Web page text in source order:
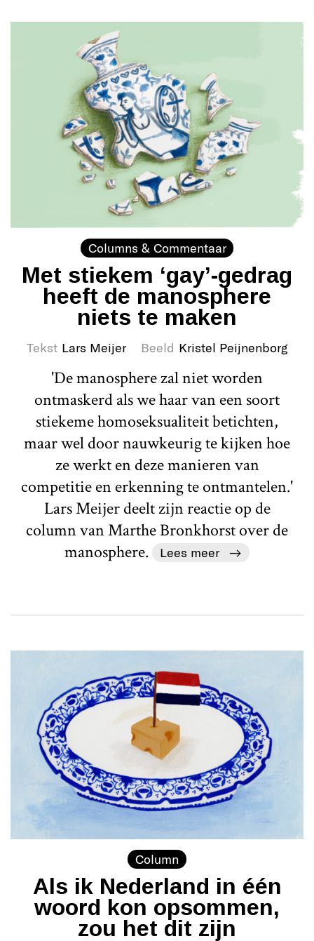
Columns & Commentaar
Met stiekem ‘gay’-gedrag
heeft de manosphere
niets te maken
Tekst Lars Meijer Beeld Kristel Peijnenborg
'De manosphere zal niet worden
ontmaskerd als we haar van een soort
stiekeme homoseksualiteit betichten,
maar wel door nauwkeurig te kijken hoe
ze werkt en deze manieren van
competitie en erkenning te ontmantelen.'
Lars Meijer deelt zijn reactie op de
column van Marthe Bronkhorst over de
manosphere.
Lees meer
Column
Als ik Nederland in één
woord kon opsommen,
zou het dit zijn